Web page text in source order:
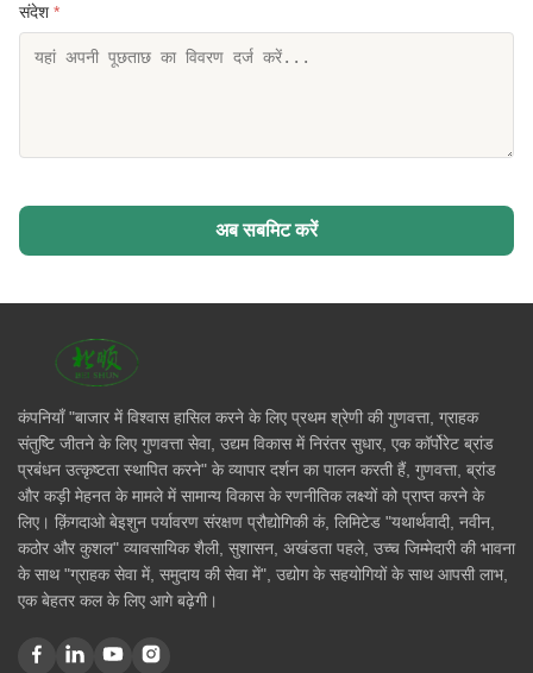
संदेश *
अब सबमिट करें
कंपनियाँ "बाजार में विश्वास हासिल करने के लिए प्रथम श्रेणी की गुणवत्ता, ग्राहक
संतुष्टि जीतने के लिए गुणवत्ता सेवा, उद्यम विकास में निरंतर सुधार, एक कॉर्पोरेट ब्रांड
प्रबंधन उत्कृष्टता स्थापित करने" के व्यापार दर्शन का पालन करती हैं, गुणवत्ता, ब्रांड
और कड़ी मेहनत के मामले में सामान्य विकास के रणनीतिक लक्ष्यों को प्राप्त करने के
लिए। क़िंगदाओ बेइशुन पर्यावरण संरक्षण प्रौद्योगिकी कं, लिमिटेड "यथार्थवादी, नवीन,
कठोर और कुशल" व्यावसायिक शैली, सुशासन, अखंडता पहले, उच्च जिम्मेदारी की भावना
के साथ "ग्राहक सेवा में, समुदाय की सेवा में", उद्योग के सहयोगियों के साथ आपसी लाभ,
एक बेहतर कल के लिए आगे बढ़ेगी।